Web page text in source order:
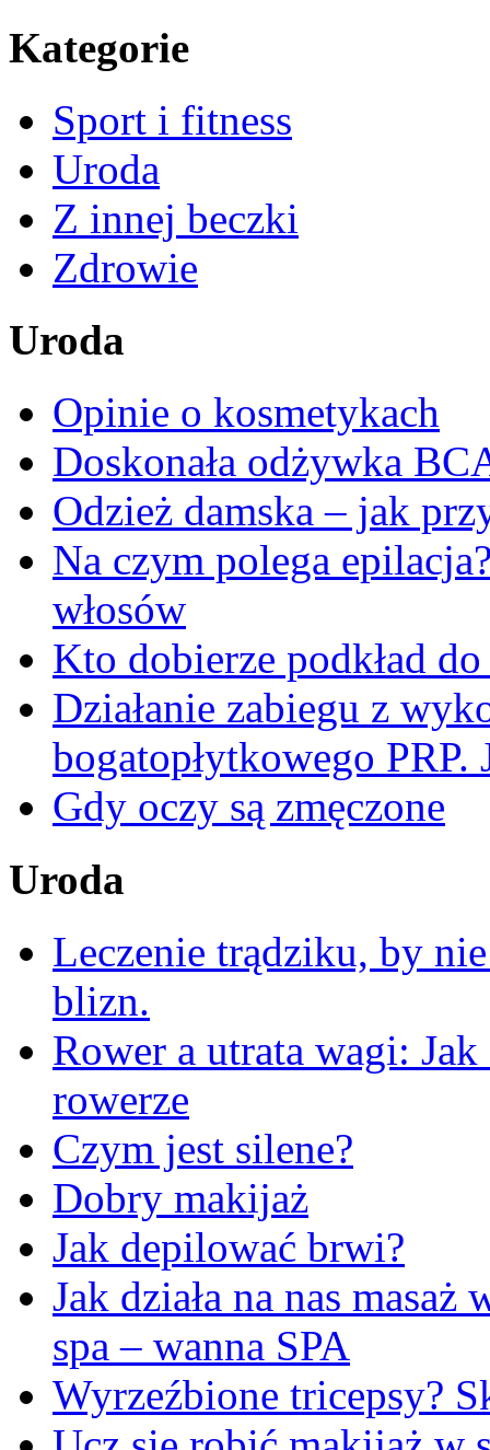
Kategorie
Sport i fitness
Uroda
Z innej beczki
Zdrowie
Uroda
Opinie o kosmetykach
Doskonała odżywka
Odzież damska – jak
Na czym polega
włosów
Kto dobierze podkład
Działanie zabiegu z
bogatopłytkowego PRP.
Gdy oczy są zmęczone
Uroda
Leczenie trądziku, by
blizn.
Rower a utrata wagi:
rowerze
Czym jest silene?
Dobry makijaż
Jak depilować brwi?
Jak działa na nas
spa – wanna SPA
Wyrzeźbione tricepsy?